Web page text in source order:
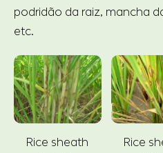
podridão da raiz, mancha
etc.
Rice sheath
Rice